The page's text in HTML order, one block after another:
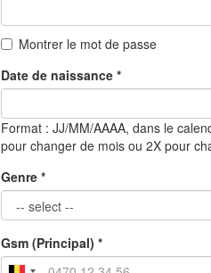
Montrer le mot de passe
Date de naissance *
Format : JJ/MM/AAAA, dans le
pour changer de mois ou 2X pour
Genre *
Gsm (Principal) *